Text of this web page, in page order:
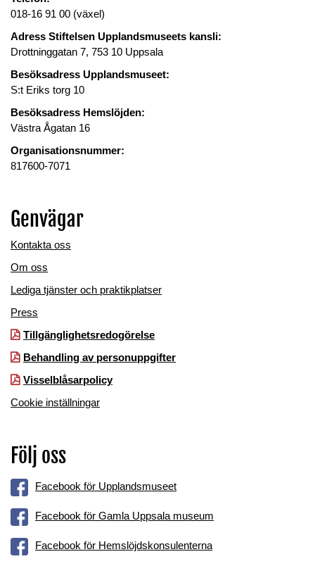
018-16 91 00 (växel)
Adress Stiftelsen Upplandsmuseets kansli:
Drottninggatan 7, 753 10 Uppsala
Besöksadress Upplandsmuseet:
S:t Eriks torg 10
Besöksadress Hemslöjden:
Västra Ågatan 16
Organisationsnummer:
817600-7071
Genvägar
Kontakta oss
Om oss
Lediga tjänster och praktikplatser
Press
Tillgänglighetsredogörelse
Behandling av personuppgifter
Visselblåsarpolicy
Cookie inställningar
Följ oss
Facebook för Upplandsmuseet
Facebook för Gamla Uppsala museum
Facebook för Hemslöjdskonsulenterna